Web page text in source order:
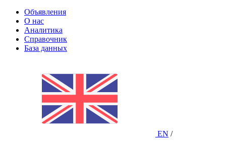
Объявления
О нас
Аналитика
Справочник
База данных
EN /